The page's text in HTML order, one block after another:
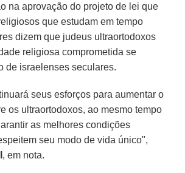
na aprovação do projeto de lei que
que estudam em tempo
dizem que judeus ultraortodoxos
religiosa comprometida se
de israelenses seculares.
seus esforços para aumentar o
os ultraortodoxos, ao mesmo tempo
as melhores condições
seu modo de vida único",
, em nota.